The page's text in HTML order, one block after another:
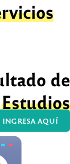
de
Estudios
INGRESA AQUÍ